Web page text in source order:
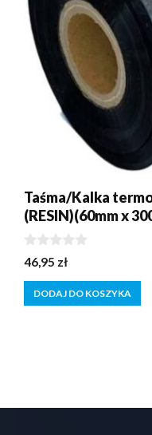
Taśma/Kalka
(RESIN)(60mm x
0
z
5
46,95 zł
DODAJ DO KOSZYKA